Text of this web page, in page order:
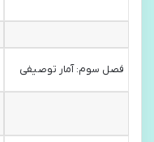
فصل سوم: آمار توصیفی